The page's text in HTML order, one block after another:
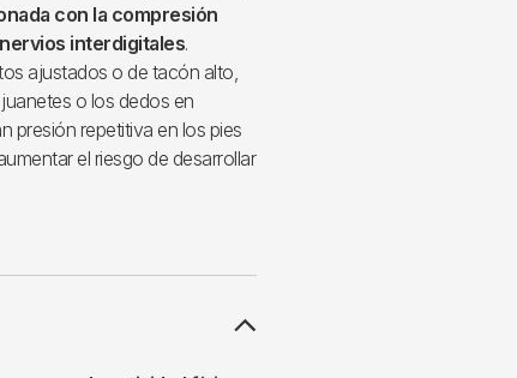
con la compresión
interdigitales.
ajustados o de tacón alto,
o los dedos en
presión repetitiva en los pies
el riesgo de desarrollar